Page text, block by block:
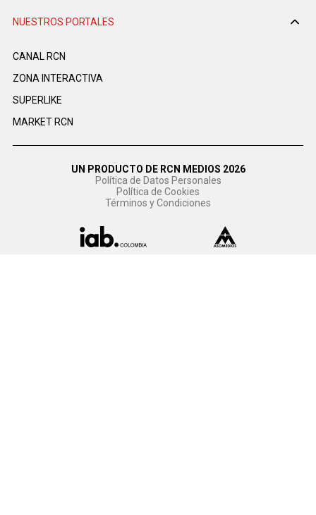
NUESTROS PORTALES
CANAL RCN
ZONA INTERACTIVA
SUPERLIKE
MARKET RCN
UN PRODUCTO DE RCN MEDIOS 2026
Política de Datos Personales
Política de Cookies
Términos y Condiciones